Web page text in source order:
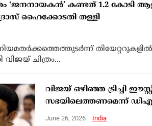
‘ജനനായകൻ’ കണ്ടത് 1.2 കോടി
ഹൈക്കോടതി തള്ളി
തിയേറ്ററുകളിൽ
വിജയ് ചിത്രം...
വിജയ് ഒഴിഞ്ഞ ട്രിച്ചി
സഭയിലെത്തണമെന്ന്
June 26, 2026 India